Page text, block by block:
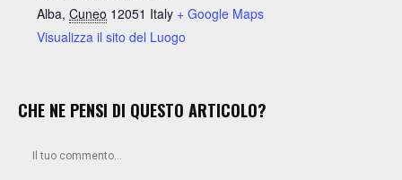
Alba, Cuneo 12051 Italy + Google Maps
Visualizza il sito del Luogo
CHE NE PENSI DI QUESTO ARTICOLO?